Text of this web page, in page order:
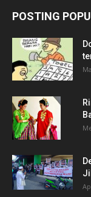
POSTING